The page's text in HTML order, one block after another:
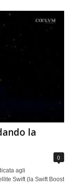
la
0
agli
Swift (la Swift Boost